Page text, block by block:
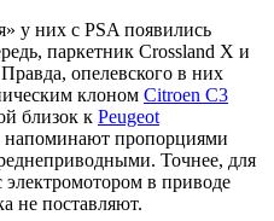
у них с PSA появились
паркетник Crossland X и
опелевского в них
клоном Citroen C3
близок к Peugeot
напоминают пропорциями
Точнее, для
в приводе
не поставляют.